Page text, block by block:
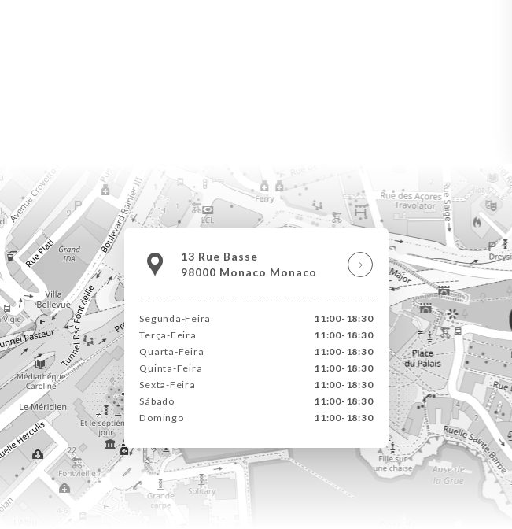
13 Rue Basse
98000 Monaco Monaco
Segunda-Feira
11:00-18:30
Terça-Feira
11:00-18:30
Quarta-Feira
11:00-18:30
Quinta-Feira
11:00-18:30
Sexta-Feira
11:00-18:30
Sábado
11:00-18:30
Domingo
11:00-18:30